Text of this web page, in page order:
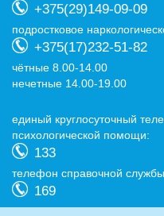
+375(29)149-09-09
подростковое
+375(17)232-51-82
чётные 8.00-14.00
нечетные 14.00-19.00
eдиный круглосуточный
психологической помощи:
133
телефон справочной
169